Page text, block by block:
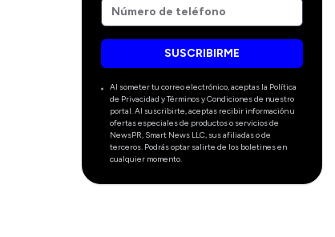
SUSCRIBIRME
Al someter tu correo electrónico, aceptas la Política
de Privacidad y Términos y Condiciones de nuestro
portal. Al suscribirte, aceptas recibir información u
ofertas especiales de productos o servicios de
NewsPR, Smart News LLC, sus afiliadas o de
terceros. Podrás optar salirte de los boletines en
cualquier momento.